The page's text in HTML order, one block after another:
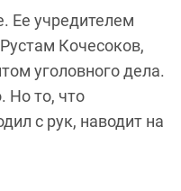
Ее учредителем
Кочесоков,
уголовного дела.
Но то, что
с рук, наводит на